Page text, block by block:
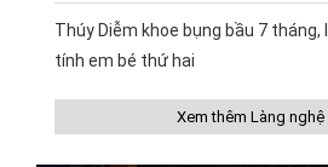
Thúy Diễm khoe bụng bầu 7
tính em bé thứ hai
Xem thêm Làng nghệ